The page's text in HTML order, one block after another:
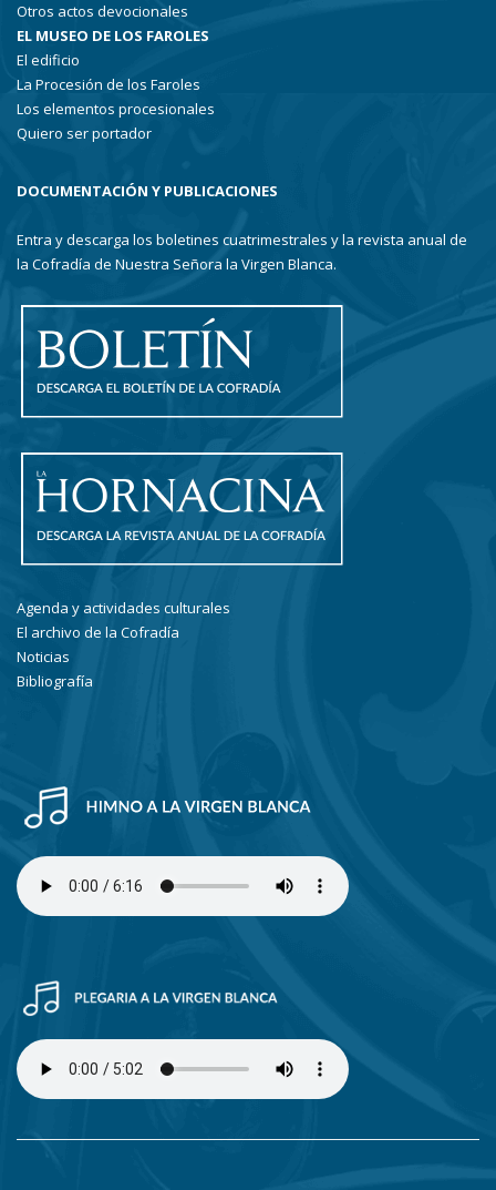
Otros actos devocionales
EL MUSEO DE LOS FAROLES
El edificio
La Procesión de los Faroles
Los elementos procesionales
Quiero ser portador
DOCUMENTACIÓN Y PUBLICACIONES
Entra y descarga los boletines cuatrimestrales y la revista anual de
la Cofradía de Nuestra Señora la Virgen Blanca.
Agenda y actividades culturales
El archivo de la Cofradía
Noticias
Bibliografía